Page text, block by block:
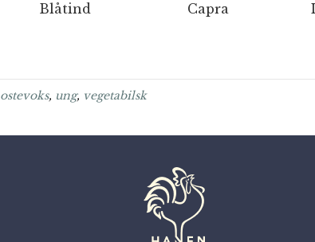
Blåtind Capra
ostevoks, ung, vegetabilsk